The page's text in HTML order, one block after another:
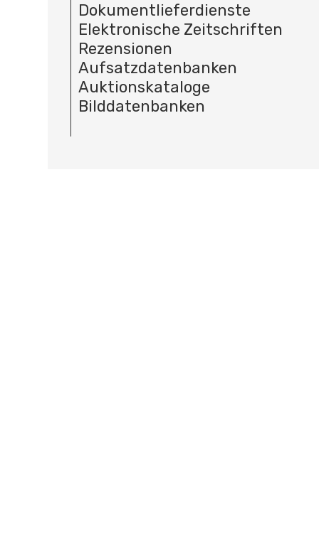
Dokumentlieferdienste
Elektronische Zeitschriften
Rezensionen
Aufsatzdatenbanken
Auktionskataloge
Bilddatenbanken